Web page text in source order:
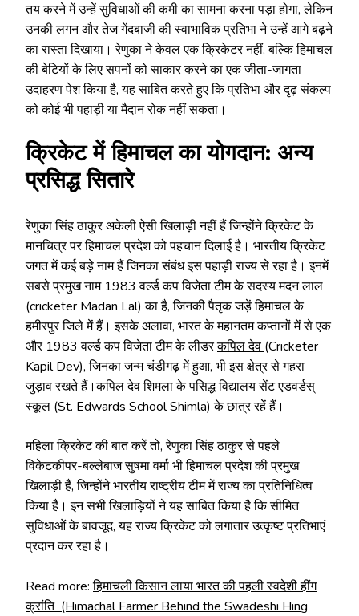
तय करने में उन्हें सुविधाओं की कमी का सामना करना पड़ा होगा, लेकिन
उनकी लगन और तेज गेंदबाजी की स्वाभाविक प्रतिभा ने उन्हें आगे बढ़ने
का रास्ता दिखाया। रेणुका ने केवल एक क्रिकेटर नहीं, बल्कि हिमाचल
की बेटियों के लिए सपनों को साकार करने का एक जीता-जागता
उदाहरण पेश किया है, यह साबित करते हुए कि प्रतिभा और दृढ़ संकल्प
को कोई भी पहाड़ी या मैदान रोक नहीं सकता।
क्रिकेट में हिमाचल का योगदान: अन्य
प्रसिद्ध सितारे
रेणुका सिंह ठाकुर अकेली ऐसी खिलाड़ी नहीं हैं जिन्होंने क्रिकेट के
मानचित्र पर हिमाचल प्रदेश को पहचान दिलाई है। भारतीय क्रिकेट
जगत में कई बड़े नाम हैं जिनका संबंध इस पहाड़ी राज्य से रहा है। इनमें
सबसे प्रमुख नाम 1983 वर्ल्ड कप विजेता टीम के सदस्य मदन लाल
(cricketer Madan Lal) का है, जिनकी पैतृक जड़ें हिमाचल के
हमीरपुर जिले में हैं। इसके अलावा, भारत के महानतम कप्तानों में से एक
और 1983 वर्ल्ड कप विजेता टीम के लीडरकपिल देव (Cricketer
Kapil Dev), जिनका जन्म चंडीगढ़ में हुआ, भी इस क्षेत्र से गहरा
जुड़ाव रखते हैं।कपिल देव शिमला के पसिद्ध विद्यालय सेंट एडवर्डस्
स्कूल (St. Edwards School Shimla) के छात्र रहें हैं।
महिला क्रिकेट की बात करें तो, रेणुका सिंह ठाकुर से पहले
विकेटकीपर-बल्लेबाज सुषमा वर्मा भी हिमाचल प्रदेश की प्रमुख
खिलाड़ी हैं, जिन्होंने भारतीय राष्ट्रीय टीम में राज्य का प्रतिनिधित्व
किया है। इन सभी खिलाड़ियों ने यह साबित किया है कि सीमित
सुविधाओं के बावजूद, यह राज्य क्रिकेट को लगातार उत्कृष्ट प्रतिभाएं
प्रदान कर रहा है।
Read more:हिमाचली किसान लाया भारत की पहली स्वदेशी हींग
क्रांति (Himachal Farmer Behind the Swadeshi Hing